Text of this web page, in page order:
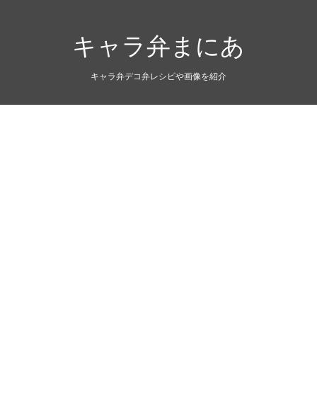
キャラ弁まにあ
キャラ弁デコ弁レシピや画像を紹介